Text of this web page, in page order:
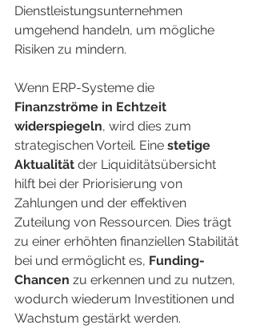
Dienstleistungsunternehmen
umgehend handeln, um mögliche
Risiken zu mindern.
Wenn ERP-Systeme die
Finanzströme in Echtzeit
widerspiegeln, wird dies zum
strategischen Vorteil. Eine stetige
Aktualität der Liquiditätsübersicht
hilft bei der Priorisierung von
Zahlungen und der effektiven
Zuteilung von Ressourcen. Dies trägt
zu einer erhöhten finanziellen Stabilität
bei und ermöglicht es, Funding-
Chancen zu erkennen und zu nutzen,
wodurch wiederum Investitionen und
Wachstum gestärkt werden.